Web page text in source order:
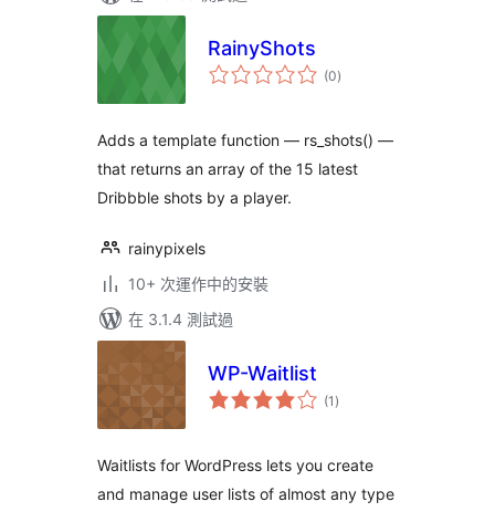
RainyShots
(0總
評)
Adds a template function — rs_shots() —
that returns an array of the 15 latest
Dribbble shots by a player.
rainypixels
10+ 次運作中的安裝
在 3.1.4 測試過
WP-Waitlist
(1 總
評)
Waitlists for WordPress lets you create
and manage user lists of almost any type